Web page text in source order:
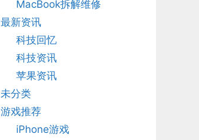
MacBook拆解维修
最新资讯
科技回忆
科技资讯
苹果资讯
未分类
游戏推荐
iPhone游戏